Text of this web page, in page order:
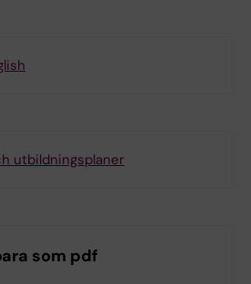
utbildningsplaner
som pdf